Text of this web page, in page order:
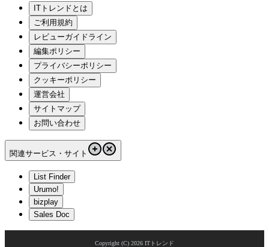
ITトレンドとは
ご利用規約
レビューガイドライン
編集ポリシー
プライバシーポリシー
クッキーポリシー
運営会社
サイトマップ
お問い合わせ
関連サービス・サイト
List Finder
Urumo!
bizplay
Sales Doc
Copyright (C) 2026 ITトレンド